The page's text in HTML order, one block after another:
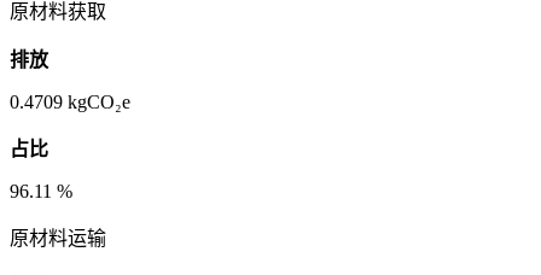
原材料获取
排放
0.4709 kgCO₂e
占比
96.11 %
原材料运输